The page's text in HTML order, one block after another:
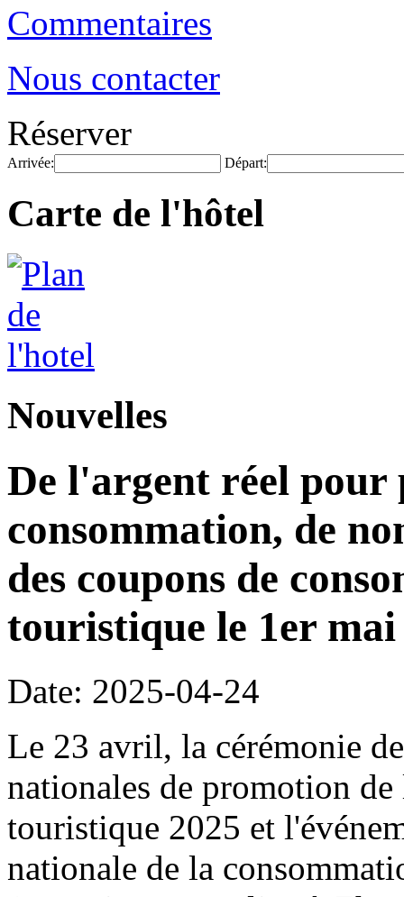
Commentaires
Nous contacter
Réserver
Arrivée: Départ:
Carte de l'hôtel
Nouvelles
De l'argent réel
consommation, de
des coupons de
touristique le 1er mai
Date: 2025-04-24
Le 23 avril, la cérémonie
nationales de promotion
touristique 2025 et
nationale de la